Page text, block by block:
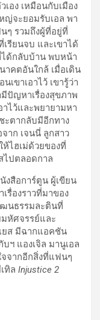
อง เหมือนกับเมือง
ญ่จะยอมรับเอล พา
ๆ รวมถึงผู้ที่อยู่ที่
รียนจบ และเขาได้
ได้กลับบ้าน พบหน้า
าคตอันใกล้ เมื่อเดิน
ขาเอาไว้ เขารู้ว่า
ปัญหาเรื่องสุขภาพ
าไว้และพยายามหา
ะตากลับมีอีกทาง
าก เจนนี่ ลูกสาว
ไฮเม่ด้วยของที่
ไปตลอดกาล
งสือการ์ตูน ผู้เขียน
รื่องราวที่มาของ
ฒนธรรมละตินที่
หัศจรรย์และ
ยส มีฉากแอคชัน
ฯ แองเจิล มานูเอล
จากอีกสิ่งที่แฟนๆ
ทิล Injustice 2